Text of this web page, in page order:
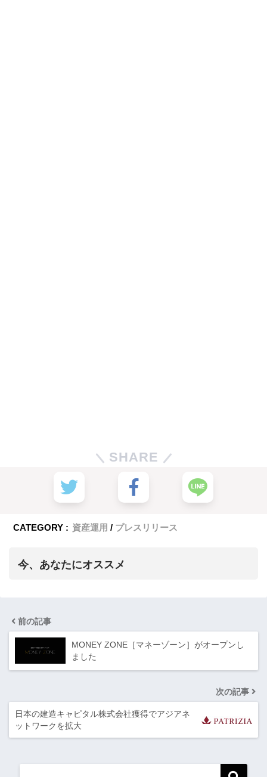
SHARE
CATEGORY : 資産運用 プレスリリース
今、あなたにオススメ
前の記事
MONEY ZONE［マネーゾーン］がオープンし
ました
次の記事
日本の建造キャピタル株式会社獲得でアジアネ
ットワークを拡大